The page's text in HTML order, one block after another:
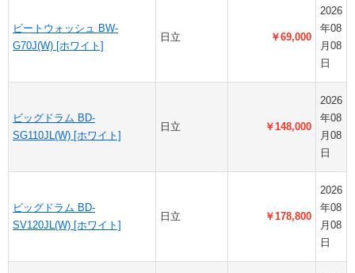
ビートウォッシュ BW-
G70J(W) [ホワイト]
日立 ￥69,000
2026
年08
月08
日
ビッグドラム BD-
SG110JL(W) [ホワイト]
日立 ￥148,000
2026
年08
月08
日
ビッグドラム BD-
SV120JL(W) [ホワイト]
日立 ￥178,800
2026
年08
月08
日